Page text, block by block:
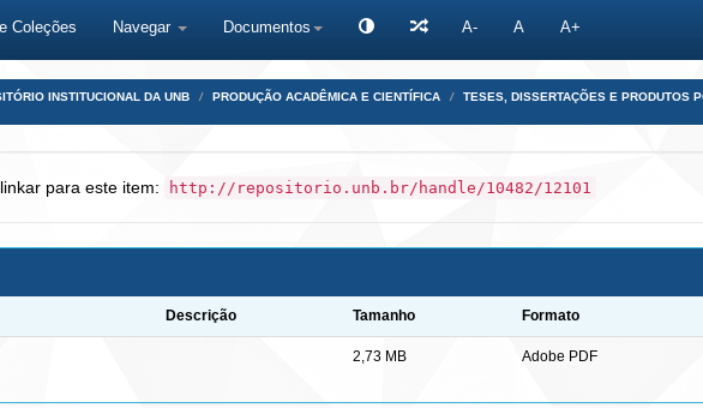
Coleções Navegar Documentos A- A A+
INSTITUCIONAL DA UNB PRODUÇÃO ACADÊMICA E CIENTÍFICA TESES, DISSERTAÇÕES E PRODUTOS
para este item: http://repositorio.unb.br/handle/10482/12101
Descrição Tamanho Formato
2,73 MB Adobe PDF